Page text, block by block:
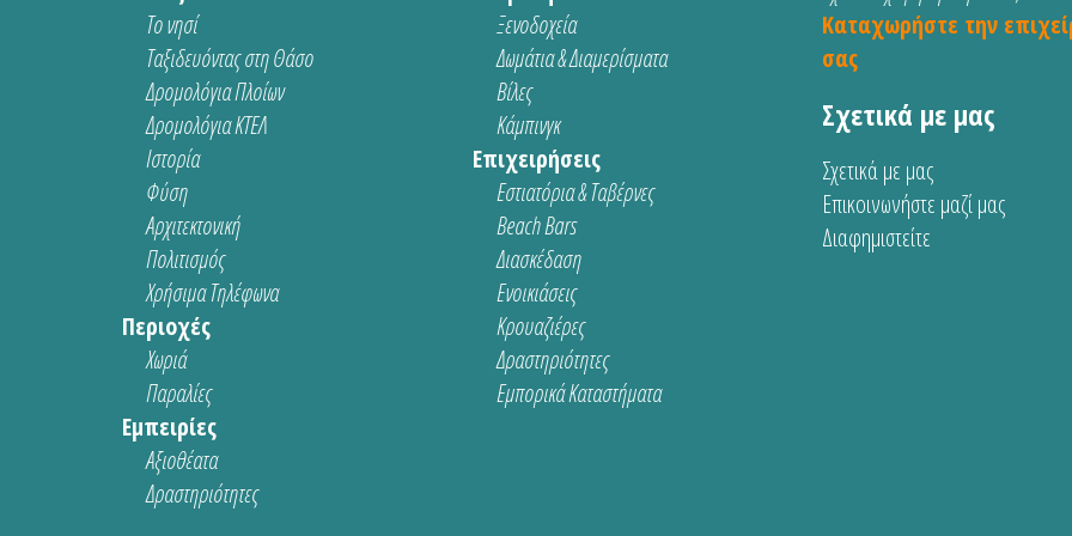
Το νησί
Ταξιδευόντας στη Θάσο
Δρομολόγια Πλοίων
Δρομολόγια ΚΤΕΛ
Ιστορία
Φύση
Αρχιτεκτονική
Πολιτισμός
Χρήσιμα Τηλέφωνα
Περιοχές
Χωριά
Παραλίες
Εμπειρίες
Αξιοθέατα
Δραστηριότητες
Ξενοδοχεία
Δωμάτια & Διαμερίσματα
Βίλες
Κάμπινγκ
Επιχειρήσεις
Εστιατόρια & Ταβέρνες
Beach Bars
Διασκέδαση
Ενοικιάσεις
Κρουαζιέρες
Δραστηριότητες
Εμπορικά Καταστήματα
Καταχωρήστε την
σας
Σχετικά με μας
Σχετικά με μας
Επικοινωνήστε μαζί μας
Διαφημιστείτε